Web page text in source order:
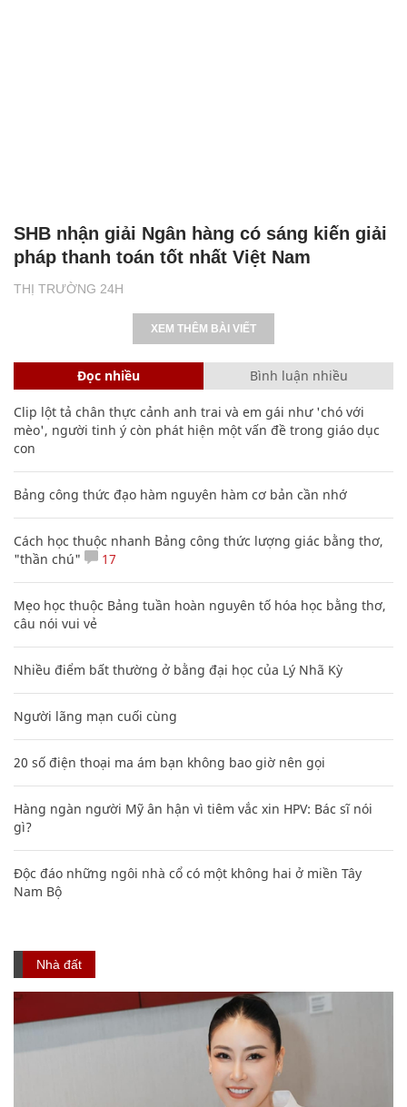
THỊ TRƯỜNG 24H
SHB nhận giải Ngân hàng có sáng kiến giải
pháp thanh toán tốt nhất Việt Nam
XEM THÊM BÀI VIẾT
Đọc nhiều Bình luận nhiều
Clip lột tả chân thực cảnh anh trai và em gái như 'chó với
mèo', người tinh ý còn phát hiện một vấn đề trong giáo dục
con
Bảng công thức đạo hàm nguyên hàm cơ bản cần nhớ
Cách học thuộc nhanh Bảng công thức lượng giác bằng thơ,
"thần chú"
17
Mẹo học thuộc Bảng tuần hoàn nguyên tố hóa học bằng thơ,
câu nói vui vẻ
Nhiều điểm bất thường ở bằng đại học của Lý Nhã Kỳ
Người lãng mạn cuối cùng
20 số điện thoại ma ám bạn không bao giờ nên gọi
Hàng ngàn người Mỹ ân hận vì tiêm vắc xin HPV: Bác sĩ nói
gì?
Độc đáo những ngôi nhà cổ có một không hai ở miền Tây
Nam Bộ
Nhà đất